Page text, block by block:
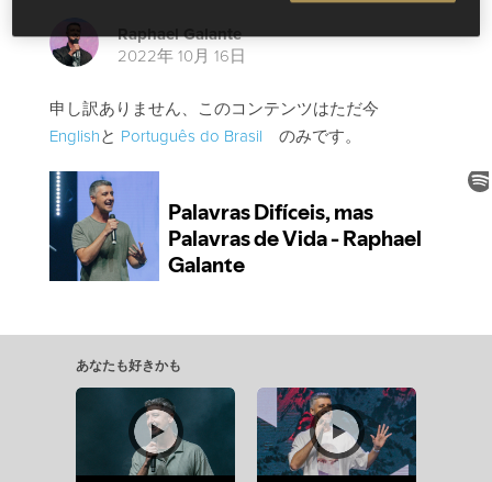
Raphael Galante
2022年 10月 16日
申し訳ありません、このコンテンツはただ今
Englishと Português do Brasil のみです。
あなたも好きかも